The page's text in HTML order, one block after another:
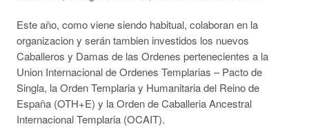
Este año, como viene siendo habitual, colaboran en la
organizacion y serán tambien investidos los nuevos
Caballeros y Damas de las Ordenes pertenecientes a la
Union Internacional de Ordenes Templarias – Pacto de
Singla, la Orden Templaria y Humanitaria del Reino de
España (OTH+E) y la Orden de Caballeria Ancestral
Internacional Templaria (OCAIT).